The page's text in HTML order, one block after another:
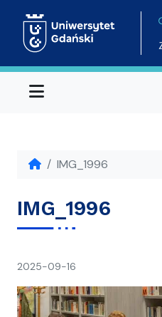
Menu
IMG_1996
IMG_1996
2025-09-16